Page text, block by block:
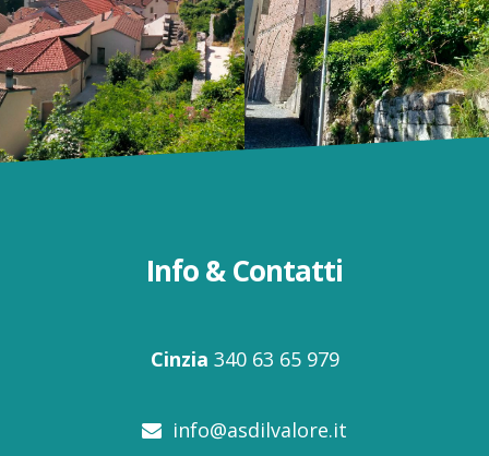
Info & Contatti
Cinzia 340 63 65 979
info@asdilvalore.it